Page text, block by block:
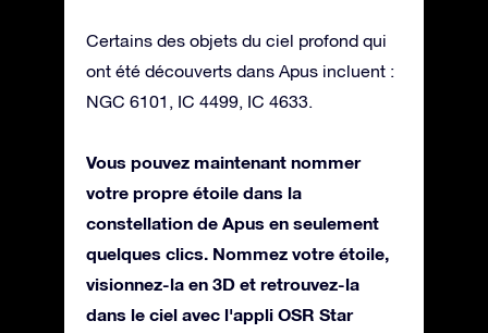
Certains des objets du ciel profond qui
ont été découverts dans Apus incluent :
NGC 6101, IC 4499, IC 4633.
Vous pouvez maintenant nommer
votre propre étoile dans la
constellation de Apus en seulement
quelques clics. Nommez votre étoile,
visionnez-la en 3D et retrouvez-la
dans le ciel avec l'appli OSR Star